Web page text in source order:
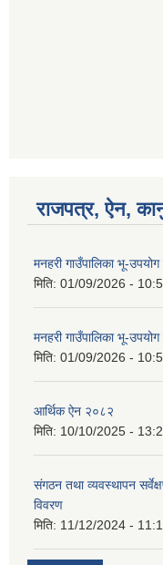
राजपत्र, ऐन,
मनहरी गाउँपालिका भू-
मिति: 01/09/2026 -
मनहरी गाउँपालिका भू-
मिति: 01/09/2026 -
आर्थिक ऐन २०८२
मिति: 10/10/2025 -
संगठन तथा व्यवस्थापन
विवरण
मिति: 11/12/2024 -